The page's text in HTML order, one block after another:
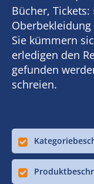
Bücher,
Sie kümmern
erledigen den
gefunden
schreien.